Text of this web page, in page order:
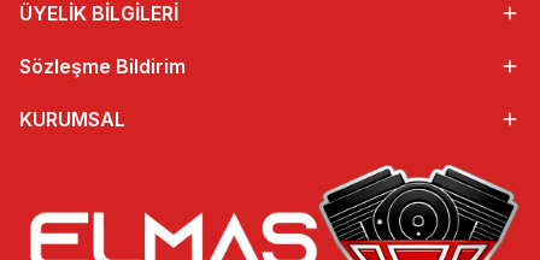
ÜYELİK BİLGİLERİ
Sözleşme Bildirim
KURUMSAL